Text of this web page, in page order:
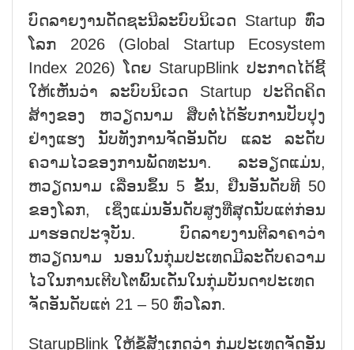
ບົດ​ລາຍ​ງານ​ດັດ​ຊະ​ນີ​ລະ​ບົບ​ນິ​ເວດ Startup ທົ່ວ​
ໂລກ 2026 (Global Startup Ecosystem
Index 2026) ໂດຍ StarupBlink ​ປະ​ກາດ​ໄດ້​ຊີ້​
ໃຫ້​ເຫັນ​ວ່າ ລະ​ບົບ​ນິ​ເວດ Startup ປະ​ດິດ​ຄິດ​
ສ້າງ​ຂອງ ຫວຽດ​ນາມ ສືບ​ຕໍ່​ໄດ້​ຮັບ​ການ​ປັບ​ປຸງ​
ຢ່າງ​ແຮງ ນັບ​ທັງ​ການ​ຈັດ​ອັນ​ດັບ ແລະ ລະ​ດັບ​​
ຄວາມ​ໄວ​ຂອງການ​ພັດ​ທະ​ນາ. ລະ​ອ​ຽດ​ແມ່ນ,
ຫວຽດ​ນາມ ເລື່ອນ​ຂຶ້ນ 5 ຂັ້ນ, ຢືນ​ອັ​ນ​ດັບ​ທີ 50
ຂອງ​ໂລກ, ເຊິ່ງ​ແມ່ນ​ອັນ​ດ​ັບ​ສູງ​ທີ່​ສຸດ​ນັບ​ແຕ່​ກ່ອນ​
ມາ​ຮອດ​ປະ​ຈຸ​ບັນ. ບົດ​ລາຍ​ງານ​ຕີ​ລ​າ​ຄາ​ວ່າ
ຫວຽດ​ນາມ ນອນ​ໃນ​ກຸ່ມ​ປະ​ເທດ​ມີ​ລະ​ດັບ​ຄວາມ​
ໄວ​ໃນ​ການ​ເຕີບ​ໂຕ​ພົ້ນ​ເດັ່ນ​ໃນ​ກຸ່ມ​ບັນ​ດາ​ປະ​ເທດ​
ຈັດ​ອັນ​ດັບ​ແຕ່ 21 – 50 ທົ່ວ​ໂລກ.
StarupBlink ໃຫ້​ຂໍ້​ສັງ​ເກດ​ວ່າ ກຸ່ມ​ປະ​ເທດ​ຈັດ​ອັນ​